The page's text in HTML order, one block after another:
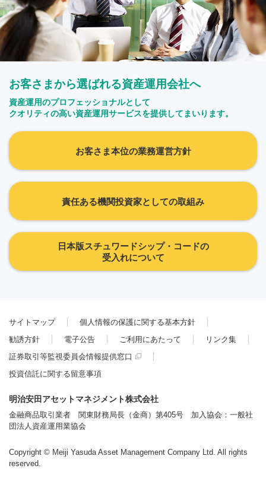
お客さまから選ばれる資産運用会社へ
資産運用のプロフェッショナルとして
クオリティの高い資産運用サービスを提供してまいります。
お客さま本位の業務運営方針
責任ある機関投資家としての取組み
日本版スチュワードシップ・コードの
受入れについて
サイトマップ
個人情報の保護に関する基本方針
勧誘方針
電子公告 ご利用にあたって
リンク集
証券取引等監視委員会情報提供窓口
投資信託に関する留意事項
明治安田アセットマネジメント株式会社
金融商品取引業者 関東財務局長（金商）第405号 加入協会：一般社
団法人資産運用業協会
Copyright © Meiji Yasuda Asset Management Company Ltd. All rights
reserved.